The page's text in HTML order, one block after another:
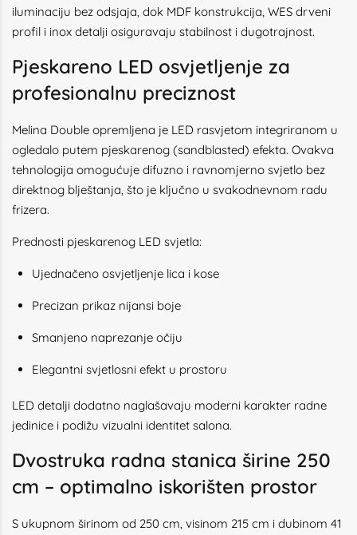
iluminaciju bez odsjaja, dok MDF konstrukcija, WES drveni
profil i inox detalji osiguravaju stabilnost i dugotrajnost.
Pjeskareno LED osvjetljenje za
profesionalnu preciznost
Melina Double opremljena je LED rasvjetom integriranom u
ogledalo putem pjeskarenog (sandblasted) efekta. Ovakva
tehnologija omogućuje difuzno i ravnomjerno svjetlo bez
direktnog blještanja, što je ključno u svakodnevnom radu
frizera.
Prednosti pjeskarenog LED svjetla:
Ujednačeno osvjetljenje lica i kose
Precizan prikaz nijansi boje
Smanjeno naprezanje očiju
Elegantni svjetlosni efekt u prostoru
LED detalji dodatno naglašavaju moderni karakter radne
jedinice i podižu vizualni identitet salona.
Dvostruka radna stanica širine 250
cm – optimalno iskorišten prostor
S ukupnom širinom od 250 cm, visinom 215 cm i dubinom 41